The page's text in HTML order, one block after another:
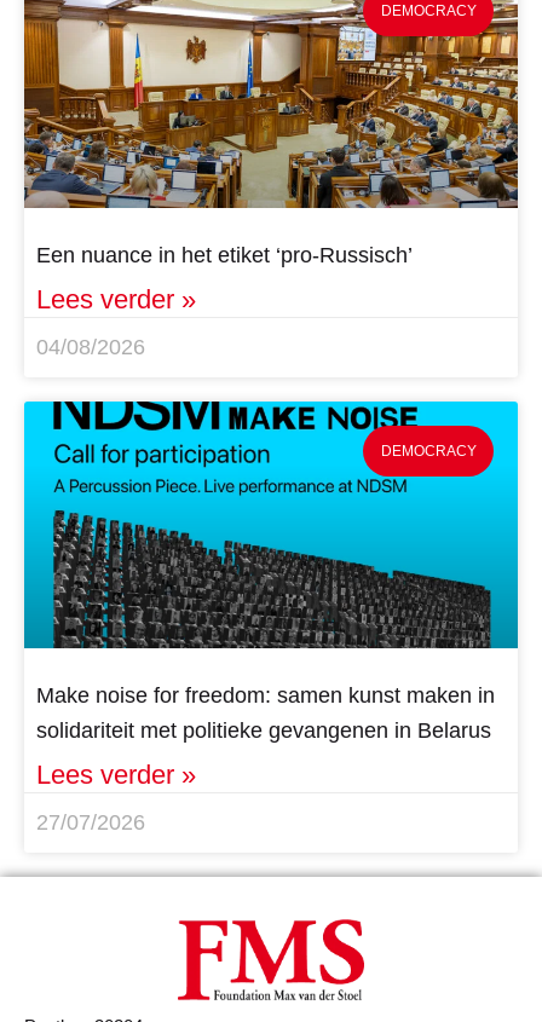
DEMOCRACY
Een nuance in het etiket ‘pro-Russisch’
Lees verder »
04/08/2026
DEMOCRACY
Make noise for freedom: samen kunst maken in
solidariteit met politieke gevangenen in Belarus
Lees verder »
27/07/2026